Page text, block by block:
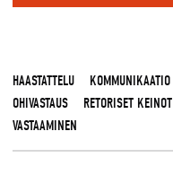
HAASTATTELU
KOMMUNIKAATIO
OHIVASTAUS
RETORISET KEINOT
VASTAAMINEN